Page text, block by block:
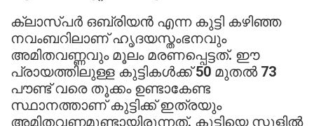
ക്ലാസ്പർ ഒബ്രിയൻ എന്ന കുട്ടി കഴിഞ്ഞ
നവംബറിലാണ് ഹൃദയസ്തംഭനവും
അമിതവണ്ണവും മൂലം മരണപ്പെട്ടത്. ഈ
പ്രായത്തിലുള്ള കുട്ടികൾക്ക് 50 മുതൽ 73
പൗണ്ട് വരെ തൂക്കം ഉണ്ടാകേണ്ട
സ്ഥാനത്താണ് കുട്ടിക്ക് ഇത്രയും
അമിതവണ്ണമുണ്ടായിരുന്നത്. കുട്ടിയെ സ്കൂളിൽ